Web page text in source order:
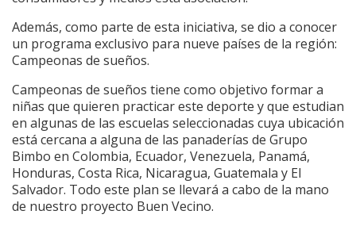
Además, como parte de esta iniciativa, se dio a conocer
un programa exclusivo para nueve países de la región:
Campeonas de sueños.
Campeonas de sueños tiene como objetivo formar a
niñas que quieren practicar este deporte y que estudian
en algunas de las escuelas seleccionadas cuya ubicación
está cercana a alguna de las panaderías de Grupo
Bimbo en Colombia, Ecuador, Venezuela, Panamá,
Honduras, Costa Rica, Nicaragua, Guatemala y El
Salvador. Todo este plan se llevará a cabo de la mano
de nuestro proyecto Buen Vecino.